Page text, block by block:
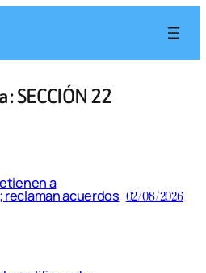
SECCIÓN 22
a
reclaman acuerdos 02/08/2026